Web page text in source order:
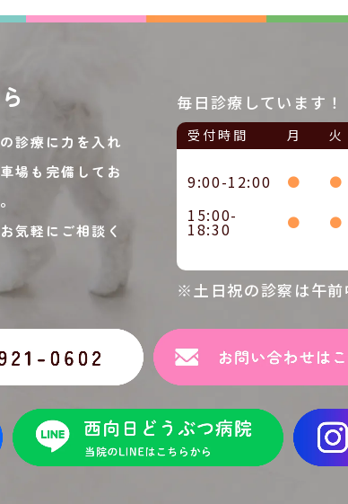
診療に力を入れ
場も完備してお
気軽にご相談く
毎日診療しています！
受付時間 月 火
9:00-12:00 ● ●
15:00-
18:30 ● ●
※土日祝の診察は午前